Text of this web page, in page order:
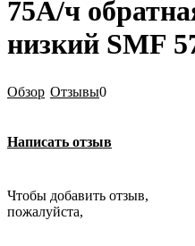
75А/ч
низкий SMF
Обзор Отзывы0
Написать отзыв
Чтобы добавить отзыв,
пожалуйста,